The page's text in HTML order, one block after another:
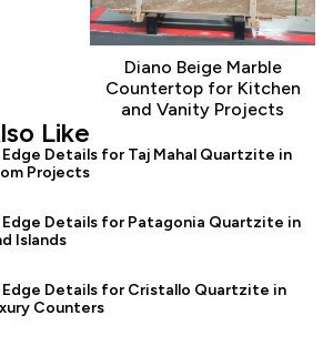
Diano Beige Marble
Countertop for Kitchen
and Vanity Projects
Like
Details for Taj Mahal Quartzite in
Projects
Edge Details for Patagonia Quartzite in
Islands
Edge Details for Cristallo Quartzite in
Counters